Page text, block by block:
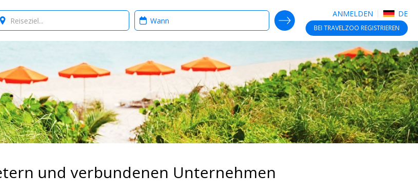
ANMELDEN DE
BEI TRAVELZOO REGISTRIEREN
When?
SEARCH DEALS
und verbundenen Unternehmen